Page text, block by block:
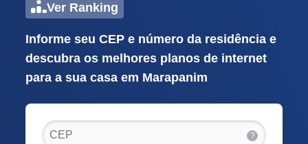
Ver Ranking
Informe seu CEP e número da residência e
descubra os melhores planos de internet
para a sua casa em Marapanim
?